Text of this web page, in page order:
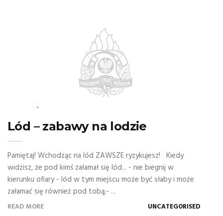
Lód – zabawy na lodzie
Pamiętaj! Wchodząc na lód ZAWSZE ryzykujesz! Kiedy
widzisz, że pod kimś załamał się lód... - nie biegnij w
kierunku ofiary - lód w tym miejscu może być słaby i może
załamać się również pod tobą;- ...
READ MORE UNCATEGORISED